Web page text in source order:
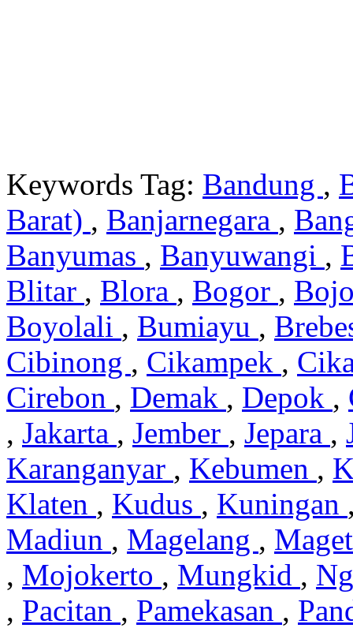
Keywords Tag: Bandung ,
Barat) , Banjarnegara ,
Banyumas , Banyuwangi ,
Blitar , Blora , Bogor ,
Boyolali , Bumiayu ,
Cibinong , Cikampek ,
Cirebon , Demak , Depok ,
, Jakarta , Jember , Jepara ,
Karanganyar , Kebumen ,
Klaten , Kudus , Kuningan
Madiun , Magelang ,
, Mojokerto , Mungkid ,
, Pacitan , Pamekasan ,